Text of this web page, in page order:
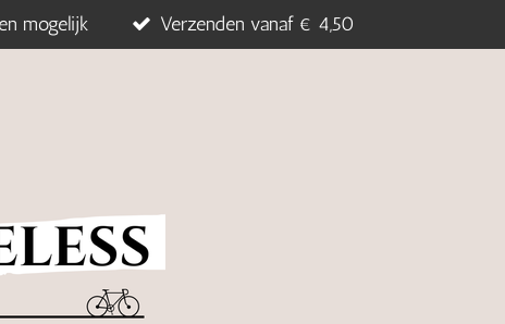
mogelijk Verzenden vanaf € 4,50